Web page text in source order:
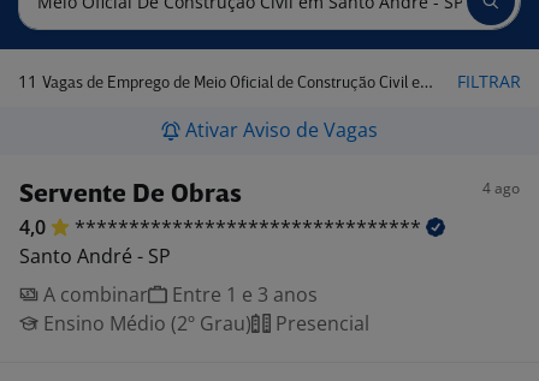
11 Vagas de Emprego de Meio Oficial de Construção Civil em Santo André - SP FILTRAR
Ativar Aviso de Vagas
Servente De Obras 4 ago
4,0
********************************
Santo André - SP
A combinar
Entre 1 e 3 anos
Ensino Médio (2º Grau)
Presencial